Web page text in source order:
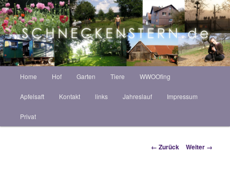
Zum
Inhalt
wechseln
Schneckenstern HOF
ZINT ANNEKATRIN
Home Hof Garten Tiere WWOOfing
Apfelsaft Kontakt links Jahreslauf Impressum
Privat
Bilder-
← Zurück Weiter →